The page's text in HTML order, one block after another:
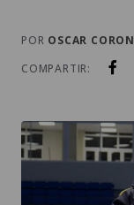
POR OSCAR
COMPARTIR: